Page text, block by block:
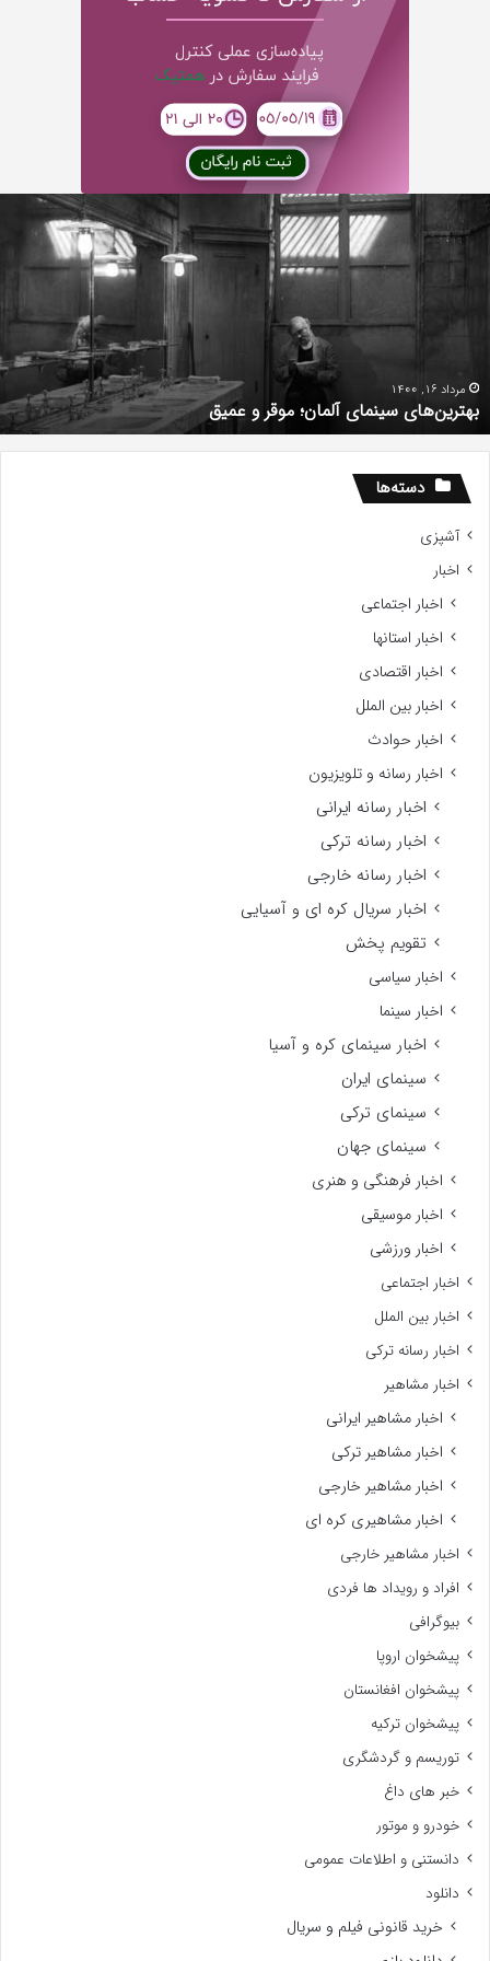
بهترین‌های
سینمای
آلمان؛
عمیق
مرداد 16, 1400
بهترین‌های سینمای آلمان؛ موقر و عمیق
دسته‌ها
آشپزی
اخبار
اخبار اجتماعی
اخبار استانها
اخبار اقتصادی
اخبار بین الملل
اخبار حوادث
اخبار رسانه و تلویزیون
اخبار رسانه ایرانی
اخبار رسانه ترکی
اخبار رسانه خارجی
اخبار سریال کره ای و آسیایی
تقویم پخش
اخبار سیاسی
اخبار سینما
اخبار سینمای کره و آسیا
سینمای ایران
سینمای ترکی
سینمای جهان
اخبار فرهنگی و هنری
اخبار موسیقی
اخبار ورزشی
اخبار اجتماعی
اخبار بین الملل
اخبار رسانه ترکی
اخبار مشاهیر
اخبار مشاهیر ایرانی
اخبار مشاهیر ترکی
اخبار مشاهیر خارجی
اخبار مشاهیری کره ای
اخبار مشاهیر خارجی
افراد و رویداد ها فردی
بیوگرافی
پیشخوان اروپا
پیشخوان افغانستان
پیشخوان ترکیه
توریسم و گردشگری
خبر های داغ
خودرو و موتور
دانستنی و اطلاعات عمومی
دانلود
خرید قانونی فیلم و سریال